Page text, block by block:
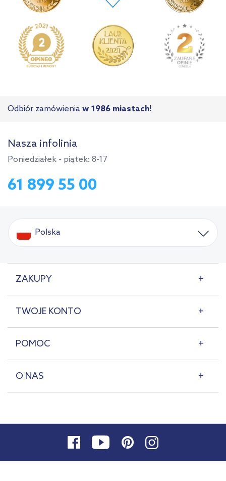
Odbiór zamówienia w 1986 miastach!
Nasza infolinia
Poniedziałek - piątek: 8-17
61 899 55 00
Polska
ZAKUPY
TWOJE KONTO
POMOC
O NAS